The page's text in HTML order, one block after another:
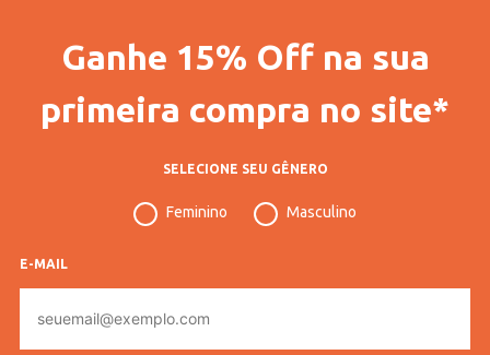
Ganhe 15% Off na sua
primeira compra no site*
SELECIONE SEU GÊNERO
Feminino Masculino
E-MAIL
mail